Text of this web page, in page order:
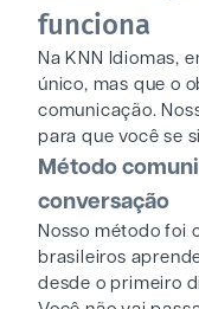
funciona
Na KNN Idiomas,
único, mas que o
comunicação.
para que você se
Método
conversação
Nosso método foi
brasileiros
desde o primeiro